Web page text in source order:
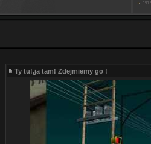
Ty tu!,ja tam! Zdejmiemy go !